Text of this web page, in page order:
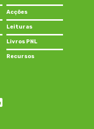
Acções
Leituras
Livros PNL
Recursos